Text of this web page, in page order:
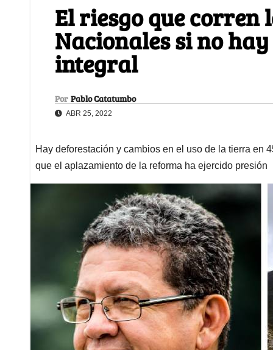
El riesgo que corren
Nacionales si no
integral
Por Pablo Catatumbo
ABR 25, 2022
Hay deforestación y cambios en el uso de la tierra en
que el aplazamiento de la reforma ha ejercido presión